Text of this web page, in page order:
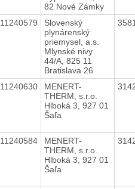
82 Nové Zámky
11240579
Slovenský
plynárenský
priemysel, a.s.
Mlynské nivy
44/A, 825 11
Bratislava 26
11240630
MENERT-
THERM, s.r.o.
Hlboká 3, 927 01
Šaľa
11240584
MENERT-
THERM, s.r.o.
Hlboká 3, 927 01
Šaľa